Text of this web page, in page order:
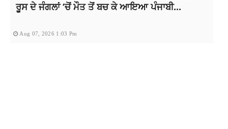
ਰੂਸ ਦੇ ਜੰਗਲਾਂ ‘ਚੋਂ ਮੌਤ ਤੋਂ ਬਚ ਕੇ ਆਇਆ ਪੰਜਾਬੀ...
Aug 07, 2026 1:03 Pm